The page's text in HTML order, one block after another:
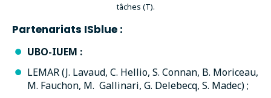
tâches (T).
Partenariats ISblue :
UBO-IUEM :
LEMAR(J. Lavaud, C. Hellio, S. Connan, B. Moriceau,
M. Fauchon, M. Gallinari, G. Delebecq, S. Madec) ;